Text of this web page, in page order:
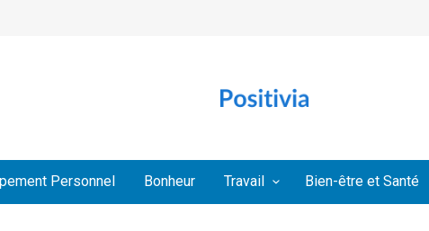
Personnel Bonheur Travail Bien-être et Santé